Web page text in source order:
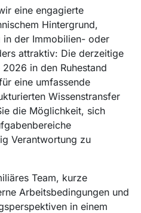
eine engagierte
Hintergrund,
in der Immobilien- oder
attraktiv: Die derzeitige
in den Ruhestand
eine umfassende
Wissenstransfer
die Möglichkeit, sich
Verantwortung zu
Team, kurze
Arbeitsbedingungen und
in einem